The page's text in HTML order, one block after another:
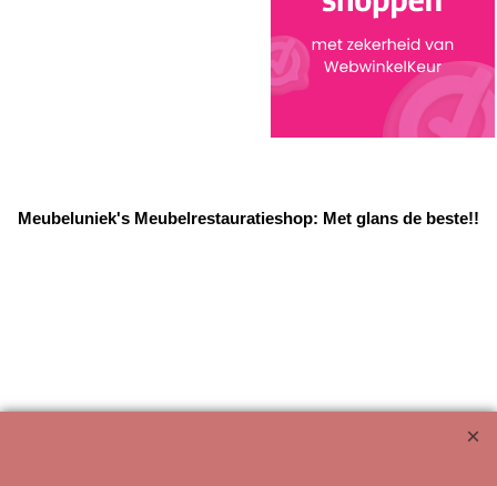
Meubeluniek's Meubelrestauratieshop: Met glans de beste!!